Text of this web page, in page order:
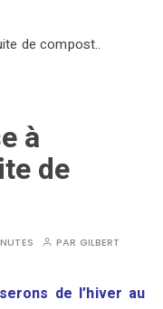
de compost..
à
de
PAR GILBERT
de l’hiver au